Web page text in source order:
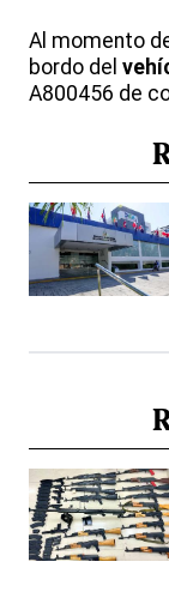
Al momento
bordo del
A800456 de